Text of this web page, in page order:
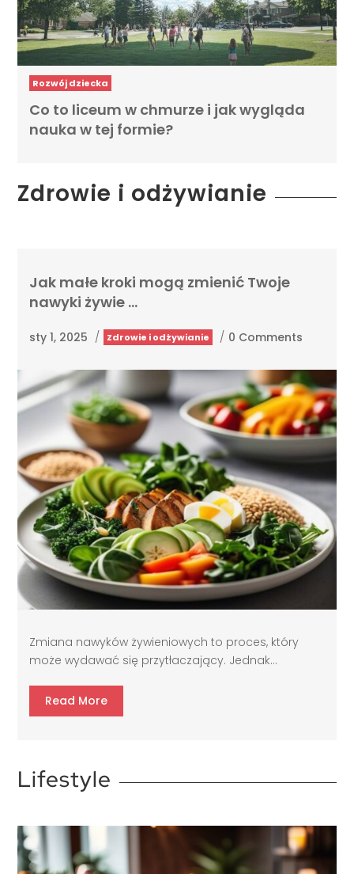
Rozwój dziecka
Co to liceum w chmurze i jak wygląda
nauka w tej formie?
Zdrowie i odżywianie
Jak małe kroki mogą zmienić Twoje
nawyki żywie …
sty 1, 2025 / Zdrowie i odżywianie / 0 Comments
Zmiana nawyków żywieniowych to proces, który
może wydawać się przytłaczający. Jednak...
Read More
Lifestyle